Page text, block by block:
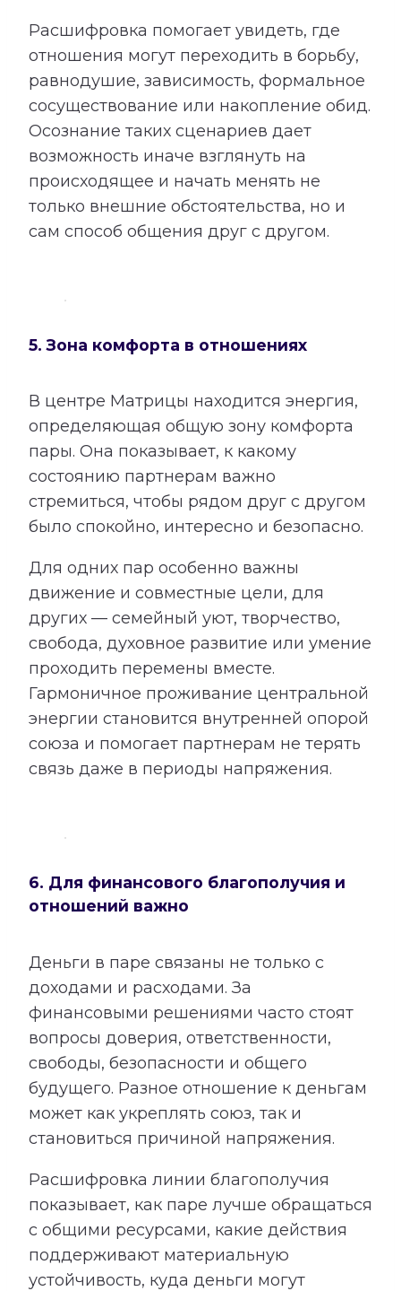
Расшифровка помогает увидеть, где
отношения могут переходить в борьбу,
равнодушие, зависимость, формальное
сосуществование или накопление обид.
Осознание таких сценариев дает
возможность иначе взглянуть на
происходящее и начать менять не
только внешние обстоятельства, но и
сам способ общения друг с другом.
5. Зона комфорта в отношениях
В центре Матрицы находится энергия,
определяющая общую зону комфорта
пары. Она показывает, к какому
состоянию партнерам важно
стремиться, чтобы рядом друг с другом
было спокойно, интересно и безопасно.
Для одних пар особенно важны
движение и совместные цели, для
других — семейный уют, творчество,
свобода, духовное развитие или умение
проходить перемены вместе.
Гармоничное проживание центральной
энергии становится внутренней опорой
союза и помогает партнерам не терять
связь даже в периоды напряжения.
6. Для финансового благополучия и
отношений важно
Деньги в паре связаны не только с
доходами и расходами. За
финансовыми решениями часто стоят
вопросы доверия, ответственности,
свободы, безопасности и общего
будущего. Разное отношение к деньгам
может как укреплять союз, так и
становиться причиной напряжения.
Расшифровка линии благополучия
показывает, как паре лучше обращаться
с общими ресурсами, какие действия
поддерживают материальную
устойчивость, куда деньги могут